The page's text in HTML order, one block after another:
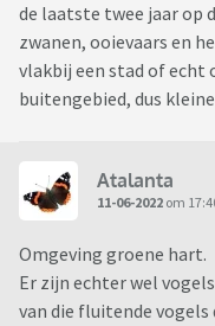
de laatste twee jaar op
zwanen, ooievaars en
vlakbij een stad of echt
buitengebied, dus
Atalanta
11-06-2022 om
Omgeving groene hart.
Er zijn echter wel
van die fluitende